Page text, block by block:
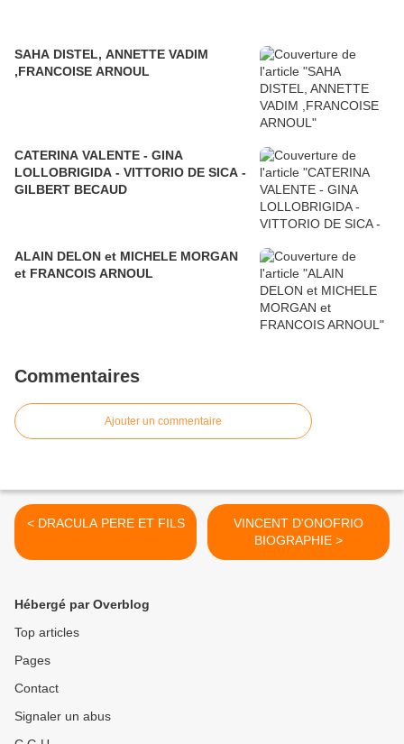
SAHA DISTEL, ANNETTE VADIM
,FRANCOISE ARNOUL
CATERINA VALENTE - GINA
LOLLOBRIGIDA - VITTORIO DE SICA -
GILBERT BECAUD
ALAIN DELON et MICHELE MORGAN
et FRANCOIS ARNOUL
Commentaires
Ajouter un commentaire
< DRACULA PERE ET FILS
VINCENT D'ONOFRIO
BIOGRAPHIE >
Hébergé par Overblog
Top articles
Pages
Contact
Signaler un abus